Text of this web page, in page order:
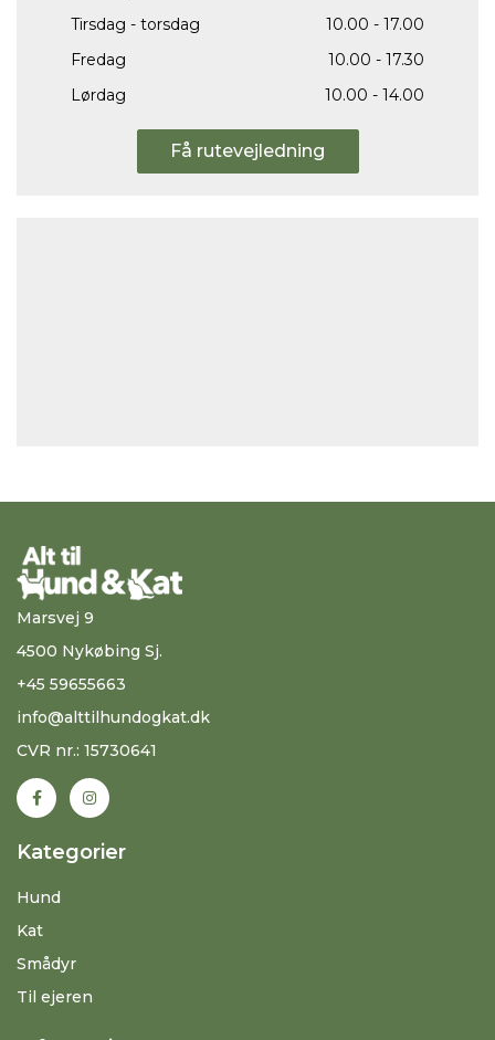
Tirsdag - torsdag
10.00 - 17.00
Fredag
10.00 - 17.30
Lørdag
10.00 - 14.00
Få rutevejledning
Marsvej 9
4500 Nykøbing Sj.
+45 59655663
info@alttilhundogkat.dk
CVR nr.: 15730641
Kategorier
Hund
Kat
Smådyr
Til ejeren